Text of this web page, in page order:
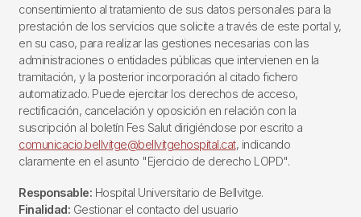
consentimiento al tratamiento de sus datos personales para la
prestación de los servicios que solicite a través de este portal y,
en su caso, para realizar las gestiones necesarias con las
administraciones o entidades públicas que intervienen en la
tramitación, y la posterior incorporación al citado fichero
automatizado. Puede ejercitar los derechos de acceso,
rectificación, cancelación y oposición en relación con la
suscripción al boletín Fes Salut dirigiéndose por escrito a
comunicacio.bellvitge@bellvitgehospital.cat, indicando
claramente en el asunto "Ejercicio de derecho LOPD".
Responsable: Hospital Universitario de Bellvitge.
Finalidad: Gestionar el contacto del usuario